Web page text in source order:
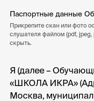
Паспортные данные
Прикрепите скан или фото
слушателя файлом (pdf,
скрыть.
Я (далее –
«ШКОЛА ИКРА»
Москва,